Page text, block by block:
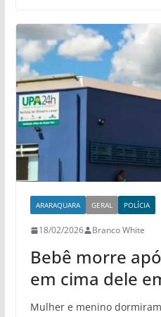
ARARAQUARA GERAL POLÍCIA
18/02/2026 Branco White
Bebê morre
em cima dele
Mulher e menino